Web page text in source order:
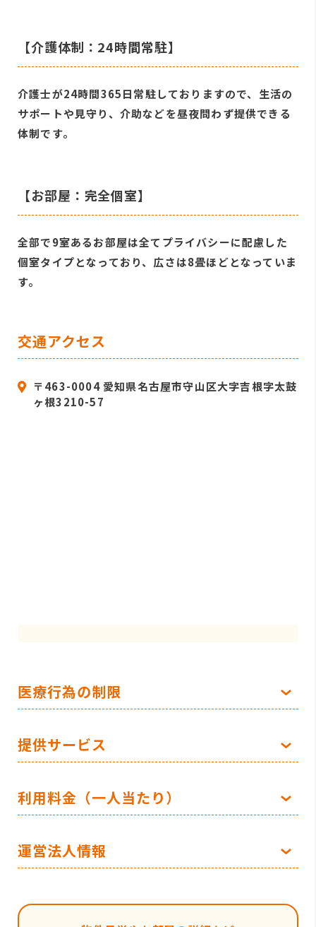
【介護体制：24時間常駐】
介護士が24時間365日常駐しておりますので、生活の
サポートや見守り、介助などを昼夜問わず提供できる
体制です。
【お部屋：完全個室】
全部で9室あるお部屋は全てプライバシーに配慮した
個室タイプとなっており、広さは8畳ほどとなっていま
す。
交通アクセス
〒463-0004 愛知県名古屋市守山区大字吉根字太鼓
ヶ根3210-57
医療行為の制限
提供サービス
利用料金（一人当たり）
運営法人情報